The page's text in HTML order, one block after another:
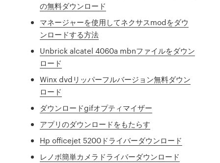
の無料ダウンロード
マネージャーを使用してネクサスmodをダウ
ンロードする方法
Unbrick alcatel 4060a mbnファイルをダウン
ロード
Winx dvdリッパーフルバージョン無料ダウン
ロード
ダウンロードgifオプティマイザー
アプリのダウンロードをもたらす
Hp officejet 5200ドライバーダウンロード
レノボ簡単カメラドライバーダウンロード